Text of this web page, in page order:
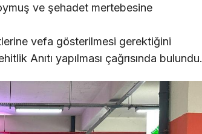
ve şehadet mertebesine
vefa gösterilmesi gerektiğini
Anıtı yapılması çağrısında bulundu.